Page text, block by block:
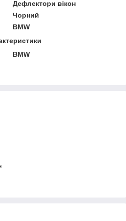
Дефлектори вікон
Чорний
BMW
BMW